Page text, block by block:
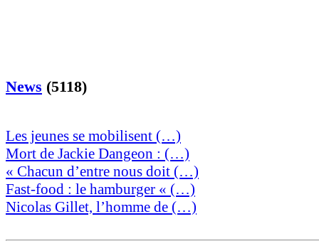
News (5118)
Les jeunes se mobilisent (…)
Mort de Jackie Dangeon : (…)
« Chacun d’entre nous doit (…)
Fast-food : le hamburger « (…)
Nicolas Gillet, l’homme de (…)